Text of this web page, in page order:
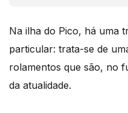
Na ilha do Pico, há uma
particular: trata-se de
rolamentos que são, no
da atualidade.